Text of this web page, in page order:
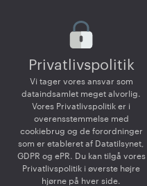
Privatlivspolitik
Vi tager vores ansvar som
dataindsamlet meget alvorlig.
Vores Privatlivspolitik er i
overensstemmelse med
cookiebrug og de forordninger
som er etableret af Datatilsynet,
GDPR og ePR. Du kan tilgå vores
Privatlivspolitik i øverste højre
hjørne på hver side.